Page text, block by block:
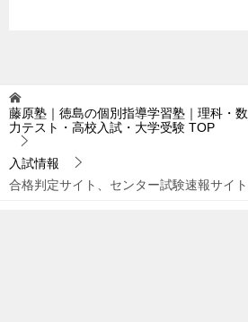
藤原塾｜徳島の個別指導学習塾｜理科・
力テスト・高校入試・大学受験 TOP
入試情報
合格判定サイト、センター試験速報サイ